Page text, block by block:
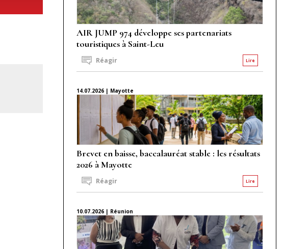
AIR JUMP 974 développe ses partenariats
touristiques à Saint-Leu
Lire
Réagir
14.07.2026 | Mayotte
Brevet en baisse, baccalauréat stable : les résultats
2026 à Mayotte
Lire
Réagir
10.07.2026 | Réunion